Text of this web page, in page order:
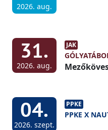
2026. aug.
31.
2026. aug.
JAK
04.
2026. szept.
PPKE
PPKE X